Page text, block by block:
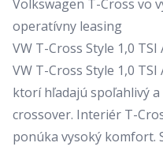
Volkswagen T-Cross vo
operatívny leasing
VW T-Cross Style 1,0
VW T-Cross Style 1,0 TSI
ktorí hľadajú spoľahlivý
crossover. Interiér T-
ponúka vysoký komfort.